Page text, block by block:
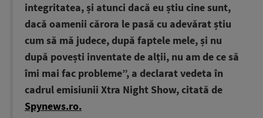
integritatea, și atunci dacă eu știu cine sunt,
dacă oamenii cărora le pasă cu adevărat știu
cum să mă judece, după faptele mele, și nu
după povești inventate de alții, nu am de ce să
îmi mai fac probleme”, a declarat vedeta în
cadrul emisiunii Xtra Night Show, citată de
Spynews.ro.